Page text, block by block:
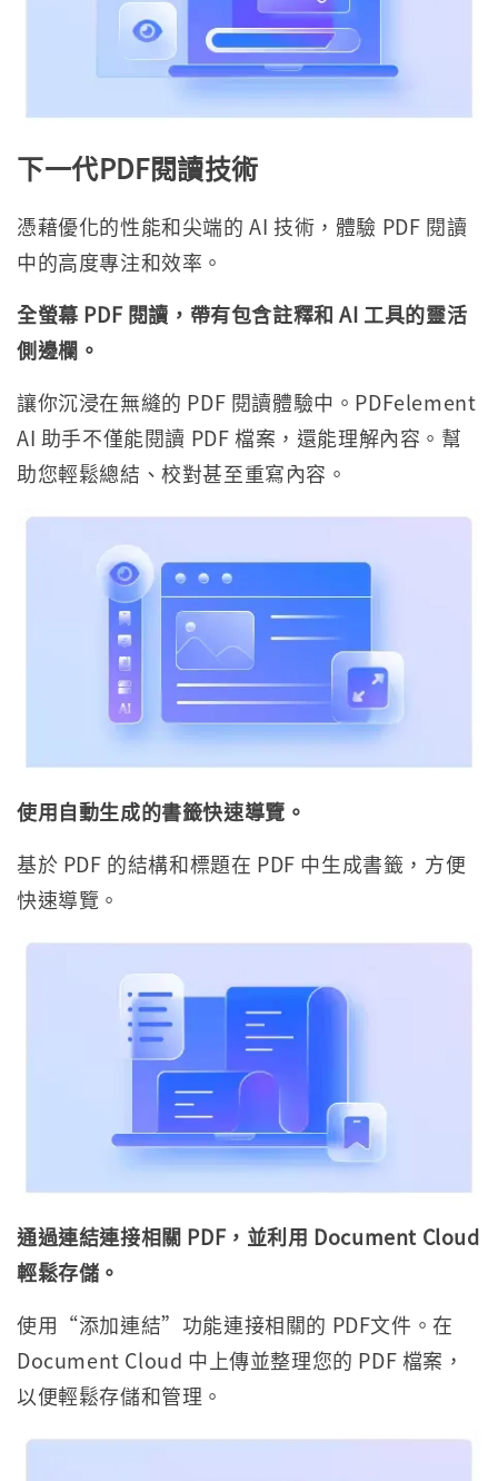
下一代PDF閱讀技術
憑藉優化的性能和尖端的 AI 技術，體驗 PDF 閱讀
中的高度專注和效率。
全螢幕 PDF 閱讀，帶有包含註釋和 AI 工具的靈活
側邊欄。
讓你沉浸在無縫的 PDF 閱讀體驗中。PDFelement
AI 助手不僅能閱讀 PDF 檔案，還能理解內容。幫
助您輕鬆總結、校對甚至重寫內容。
使用自動生成的書籤快速導覽。
基於 PDF 的結構和標題在 PDF 中生成書籤，方便
快速導覽。
通過連結連接相關 PDF，並利用 Document Cloud
輕鬆存儲。
使用“添加連結”功能連接相關的 PDF文件。在
Document Cloud 中上傳並整理您的 PDF 檔案，
以便輕鬆存儲和管理。